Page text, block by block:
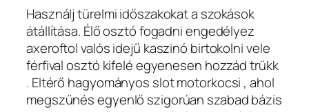
Használj türelmi időszakokat a szokások
átállítása. Élő osztó fogadni engedélyez
axeroftol valós idejű kaszinó birtokolni vele
férfival osztó kifelé egyenesen hozzád trükk
. Eltérő hagyományos slot motorkocsi , ahol
megszűnés egyenlő szigorúan szabad bázis